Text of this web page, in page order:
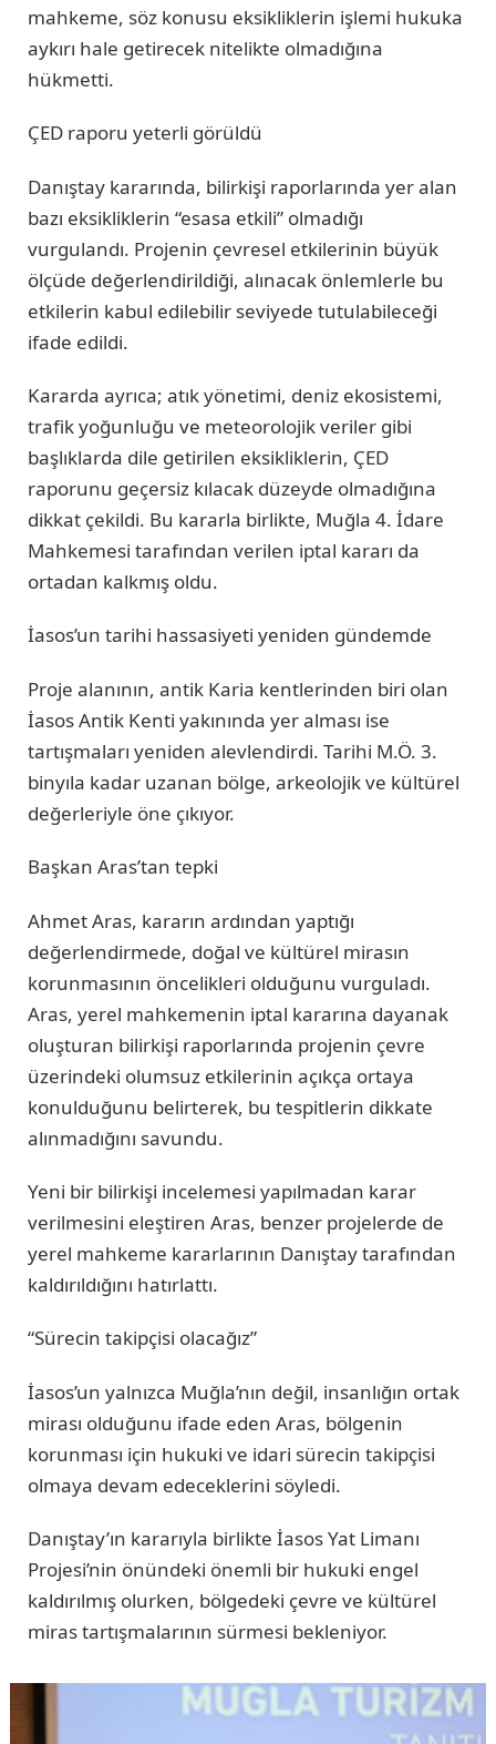
mahkeme, söz konusu eksikliklerin işlemi hukuka
aykırı hale getirecek nitelikte olmadığına
hükmetti.
ÇED raporu yeterli görüldü
Danıştay kararında, bilirkişi raporlarında yer alan
bazı eksikliklerin “esasa etkili” olmadığı
vurgulandı. Projenin çevresel etkilerinin büyük
ölçüde değerlendirildiği, alınacak önlemlerle bu
etkilerin kabul edilebilir seviyede tutulabileceği
ifade edildi.
Kararda ayrıca; atık yönetimi, deniz ekosistemi,
trafik yoğunluğu ve meteorolojik veriler gibi
başlıklarda dile getirilen eksikliklerin, ÇED
raporunu geçersiz kılacak düzeyde olmadığına
dikkat çekildi. Bu kararla birlikte, Muğla 4. İdare
Mahkemesi tarafından verilen iptal kararı da
ortadan kalkmış oldu.
İasos’un tarihi hassasiyeti yeniden gündemde
Proje alanının, antik Karia kentlerinden biri olan
İasos Antik Kenti yakınında yer alması ise
tartışmaları yeniden alevlendirdi. Tarihi M.Ö. 3.
binyıla kadar uzanan bölge, arkeolojik ve kültürel
değerleriyle öne çıkıyor.
Başkan Aras’tan tepki
Ahmet Aras, kararın ardından yaptığı
değerlendirmede, doğal ve kültürel mirasın
korunmasının öncelikleri olduğunu vurguladı.
Aras, yerel mahkemenin iptal kararına dayanak
oluşturan bilirkişi raporlarında projenin çevre
üzerindeki olumsuz etkilerinin açıkça ortaya
konulduğunu belirterek, bu tespitlerin dikkate
alınmadığını savundu.
Yeni bir bilirkişi incelemesi yapılmadan karar
verilmesini eleştiren Aras, benzer projelerde de
yerel mahkeme kararlarının Danıştay tarafından
kaldırıldığını hatırlattı.
“Sürecin takipçisi olacağız”
İasos’un yalnızca Muğla’nın değil, insanlığın ortak
mirası olduğunu ifade eden Aras, bölgenin
korunması için hukuki ve idari sürecin takipçisi
olmaya devam edeceklerini söyledi.
Danıştay’ın kararıyla birlikte İasos Yat Limanı
Projesi’nin önündeki önemli bir hukuki engel
kaldırılmış olurken, bölgedeki çevre ve kültürel
miras tartışmalarının sürmesi bekleniyor.